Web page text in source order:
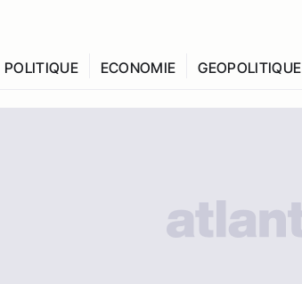
POLITIQUE ECONOMIE GEOPOLITIQUE